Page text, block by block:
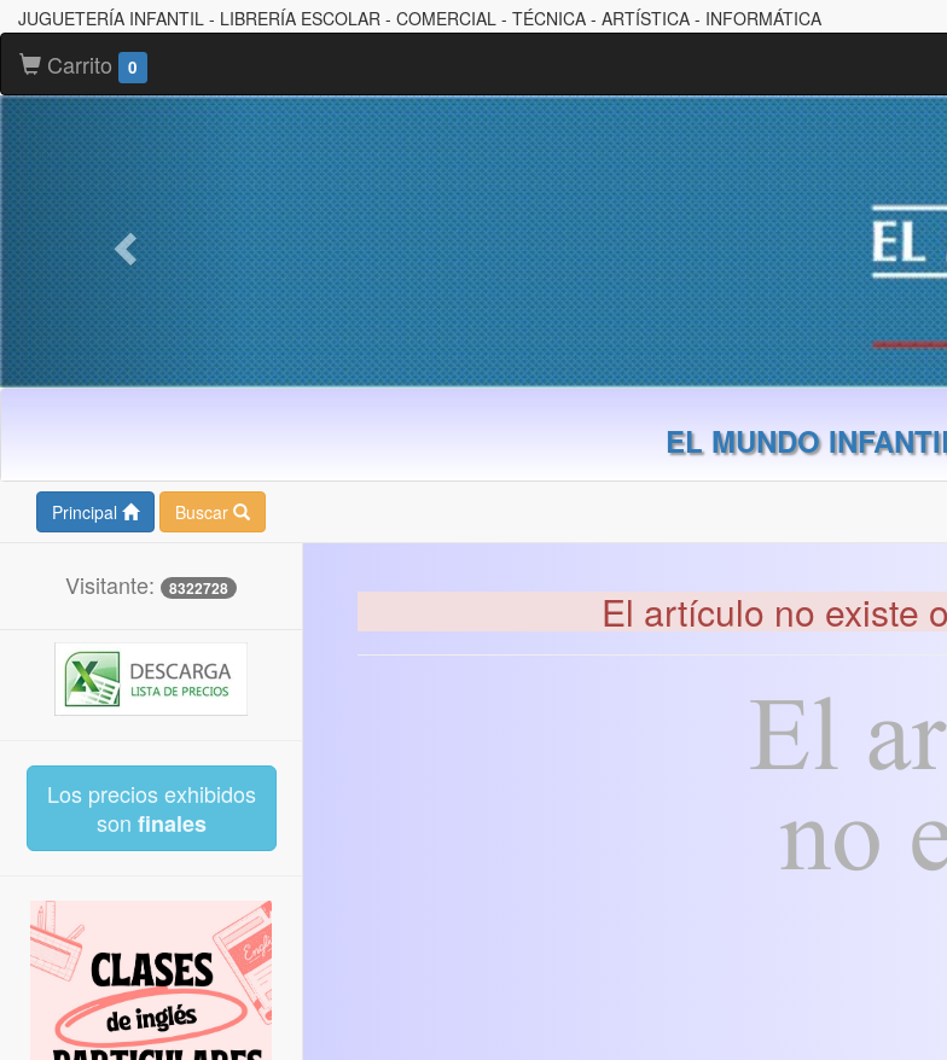
JUGUETERÍA INFANTIL - LIBRERÍA ESCOLAR - COMERCIAL - TÉCNICA - ARTÍSTICA - INFORMÁTICA
Carrito 0
EL MUNDO
Principal Buscar
Visitante: 8322728
Los precios exhibidos
son finales
El artículo no existe